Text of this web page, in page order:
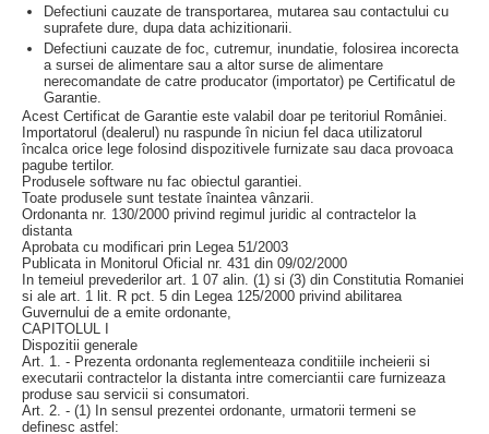
Defectiuni cauzate de transportarea, mutarea sau contactului cu
suprafete dure, dupa data achizitionarii.
Defectiuni cauzate de foc, cutremur, inundatie, folosirea incorecta
a sursei de alimentare sau a altor surse de alimentare
nerecomandate de catre producator (importator) pe Certificatul de
Garantie.
Acest Certificat de Garantie este valabil doar pe teritoriul României.
Importatorul (dealerul) nu raspunde în niciun fel daca utilizatorul
încalca orice lege folosind dispozitivele furnizate sau daca provoaca
pagube tertilor.
Produsele software nu fac obiectul garantiei.
Toate produsele sunt testate înaintea vânzarii.
Ordonanta nr. 130/2000 privind regimul juridic al contractelor la
distanta
Aprobata cu modificari prin Legea 51/2003
Publicata in Monitorul Oficial nr. 431 din 09/02/2000
In temeiul prevederilor art. 1 07 alin. (1) si (3) din Constitutia Romaniei
si ale art. 1 lit. R pct. 5 din Legea 125/2000 privind abilitarea
Guvernului de a emite ordonante,
CAPITOLUL I
Dispozitii generale
Art. 1. - Prezenta ordonanta reglementeaza conditiile incheierii si
executarii contractelor la distanta intre comerciantii care furnizeaza
produse sau servicii si consumatori.
Art. 2. - (1) In sensul prezentei ordonante, urmatorii termeni se
definesc astfel: